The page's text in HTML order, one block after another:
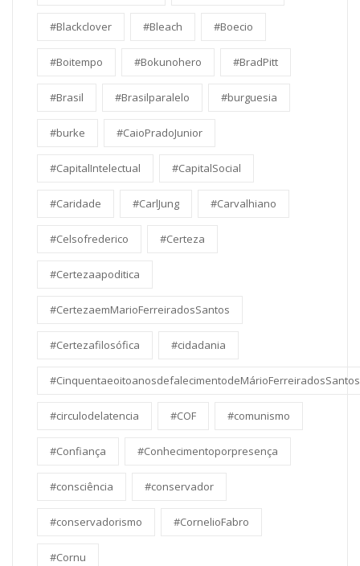
#Blackclover #Bleach #Boecio
#Boitempo #Bokunohero #BradPitt
#Brasil #Brasilparalelo #burguesia
#burke #CaioPradoJunior
#CapitalIntelectual #CapitalSocial
#Caridade #CarlJung #Carvalhiano
#Celsofrederico #Certeza
#Certezaapoditica
#CertezaemMarioFerreiradosSantos
#Certezafilosófica #cidadania
#CinquentaeoitoanosdefalecimentodeMárioFerreiradosSantos
#circulodelatencia #COF #comunismo
#Confiança #Conhecimentoporpresença
#consciência #conservador
#conservadorismo #CornelioFabro
#Cornu